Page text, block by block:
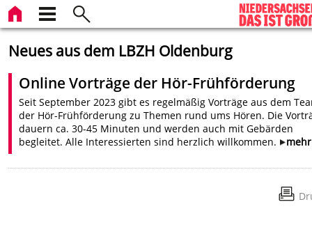
Neues aus dem LBZH Oldenburg
Online Vorträge der Hör-Frühförderung
Seit September 2023 gibt es regelmäßig Vorträge aus dem
der Hör-Frühförderung zu Themen rund ums Hören. Die
dauern ca. 30-45 Minuten und werden auch mit Gebärden
begleitet. Alle Interessierten sind herzlich willkommen.
mehr